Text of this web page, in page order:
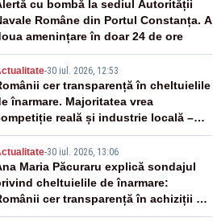
cu bombă la sediul Autorității
Române din Portul Constanța. A
amenințare în doar 24 de ore
-30 iul. 2026, 12:53
cer transparență în cheltuielile
înarmare. Majoritatea vrea
reală și industrie locală –
-30 iul. 2026, 13:06
Maria Păcuraru explică sondajul
cheltuielile de înarmare:
cer transparență în achiziții și
echilibru între partenerii externi